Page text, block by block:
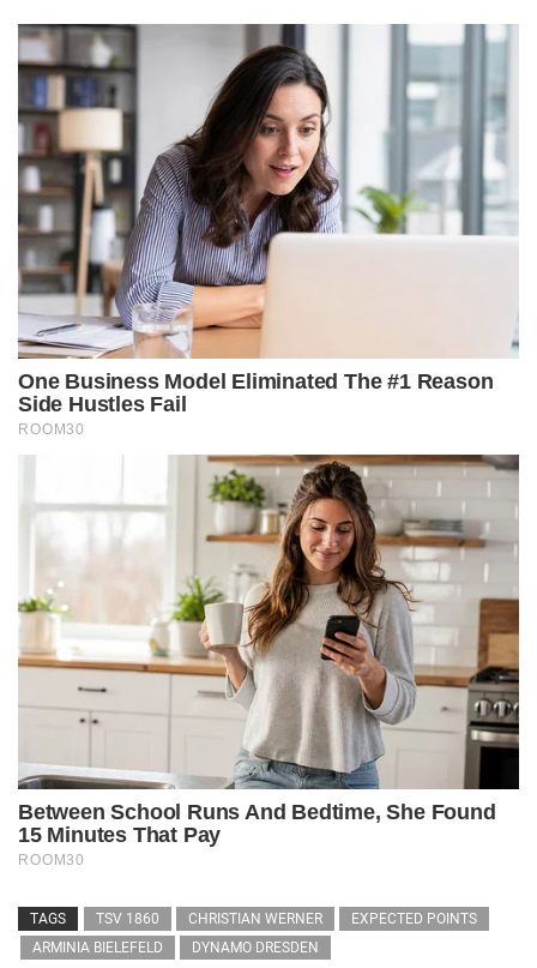
TAGS TSV 1860 CHRISTIAN WERNER
EXPECTED POINTS
ARMINIA BIELEFELD
DYNAMO DRESDEN